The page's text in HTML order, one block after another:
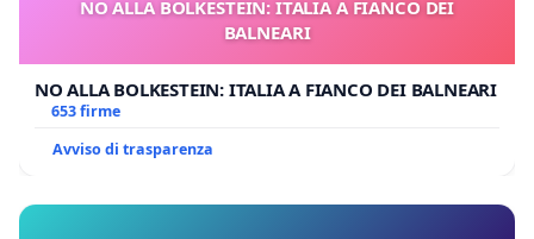
NO ALLA BOLKESTEIN: ITALIA A FIANCO DEI
BALNEARI
NO ALLA BOLKESTEIN: ITALIA A FIANCO DEI BALNEARI
653 firme
Avviso di trasparenza